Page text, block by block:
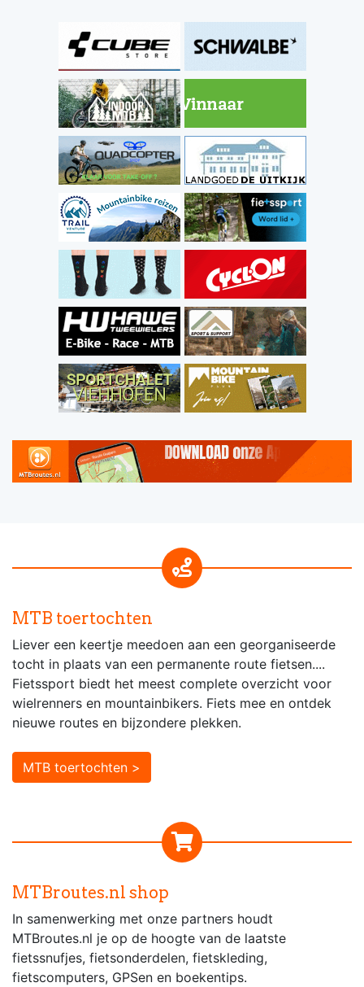
MTB toertochten
Liever een keertje meedoen aan een georganiseerde
tocht in plaats van een permanente route fietsen....
Fietssport biedt het meest complete overzicht voor
wielrenners en mountainbikers. Fiets mee en ontdek
nieuwe routes en bijzondere plekken.
MTB toertochten >
MTBroutes.nl shop
In samenwerking met onze partners houdt
MTBroutes.nl je op de hoogte van de laatste
fietssnufjes, fietsonderdelen, fietskleding,
fietscomputers, GPSen en boekentips.